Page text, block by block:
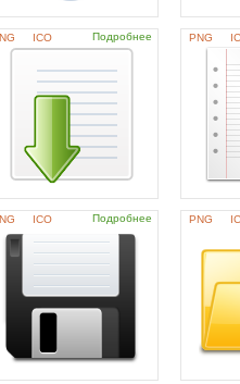
ICO Подробнее PNG
ICO Подробнее PNG